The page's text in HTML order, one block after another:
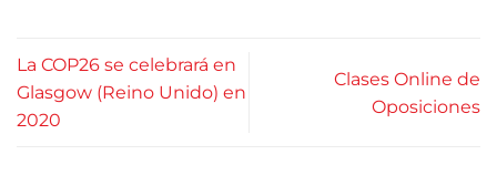
La COP26 se celebrará en
Glasgow (Reino Unido) en
2020
Clases Online de
Oposiciones